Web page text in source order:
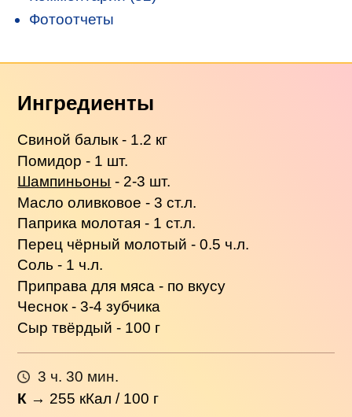
Фотоотчеты
Ингредиенты
Свиной балык - 1.2 кг
Помидор - 1 шт.
Шампиньоны - 2-3 шт.
Масло оливковое - 3 ст.л.
Паприка молотая - 1 ст.л.
Перец чёрный молотый - 0.5 ч.л.
Соль - 1 ч.л.
Приправа для мяса - по вкусу
Чеснок - 3-4 зубчика
Сыр твёрдый - 100 г
3 ч. 30 мин.
К → 255 кКал / 100 г